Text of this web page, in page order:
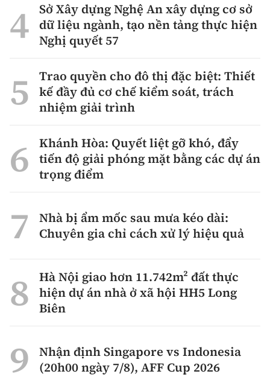
Sở Xây dựng Nghệ An xây dựng cơ sở
dữ liệu ngành, tạo nền tảng thực hiện
Nghị quyết 57
Trao quyền cho đô thị đặc biệt: Thiết
kế đầy đủ cơ chế kiểm soát, trách
nhiệm giải trình
Khánh Hòa: Quyết liệt gỡ khó, đẩy
tiến độ giải phóng mặt bằng các dự án
trọng điểm
Nhà bị ẩm mốc sau mưa kéo dài:
Chuyên gia chỉ cách xử lý hiệu quả
Hà Nội giao hơn 11.742m² đất thực
hiện dự án nhà ở xã hội HH5 Long
Biên
Nhận định Singapore vs Indonesia
(20h00 ngày 7/8), AFF Cup 2026